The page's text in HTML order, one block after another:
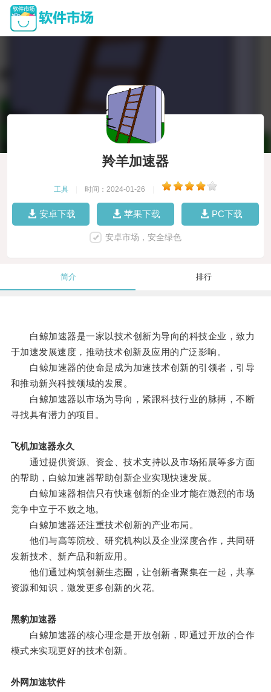
羚羊加速器
工具 时间：2024-01-26
安卓下载 苹果下载 PC下载
安卓市场，安全绿色
简介 排行
白鲸加速器是一家以技术创新为导向的科技企业，致力
于加速发展速度，推动技术创新及应用的广泛影响。
白鲸加速器的使命是成为加速技术创新的引领者，引导
和推动新兴科技领域的发展。
白鲸加速器以市场为导向，紧跟科技行业的脉搏，不断
寻找具有潜力的项目。
飞机加速器永久
通过提供资源、资金、技术支持以及市场拓展等多方面
的帮助，白鲸加速器帮助创新企业实现快速发展。
白鲸加速器相信只有快速创新的企业才能在激烈的市场
竞争中立于不败之地。
白鲸加速器还注重技术创新的产业布局。
他们与高等院校、研究机构以及企业深度合作，共同研
发新技术、新产品和新应用。
他们通过构筑创新生态圈，让创新者聚集在一起，共享
资源和知识，激发更多创新的火花。
黑豹加速器
白鲸加速器的核心理念是开放创新，即通过开放的合作
模式来实现更好的技术创新。
外网加速软件